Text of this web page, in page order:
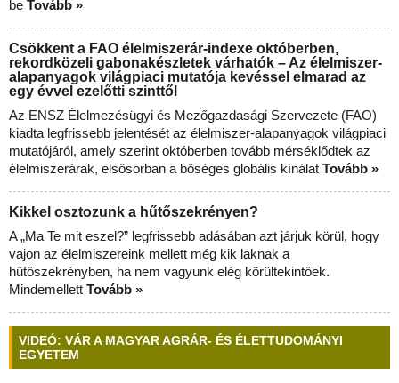
be Tovább »
Csökkent a FAO élelmiszerár-indexe októberben,
rekordközeli gabonakészletek várhatók – Az élelmiszer-
alapanyagok világpiaci mutatója kevéssel elmarad az
egy évvel ezelőtti szinttől
Az ENSZ Élelmezésügyi és Mezőgazdasági Szervezete (FAO)
kiadta legfrissebb jelentését az élelmiszer-alapanyagok világpiaci
mutatójáról, amely szerint októberben tovább mérséklődtek az
élelmiszerárak, elsősorban a bőséges globális kínálat Tovább »
Kikkel osztozunk a hűtőszekrényen?
A „Ma Te mit eszel?” legfrissebb adásában azt járjuk körül, hogy
vajon az élelmiszereink mellett még kik laknak a
hűtőszekrényben, ha nem vagyunk elég körültekintőek.
Mindemellett Tovább »
VIDEÓ: VÁR A MAGYAR AGRÁR- ÉS ÉLETTUDOMÁNYI
EGYETEM